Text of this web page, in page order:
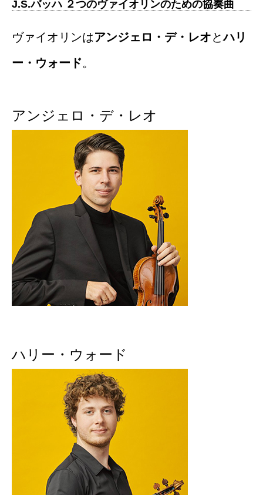
J.S.バッハ ２つのヴァイオリンのための協奏曲
ヴァイオリンはアンジェロ・デ・レオとハリ
ー・ウォード。
アンジェロ・デ・レオ
ハリー・ウォード